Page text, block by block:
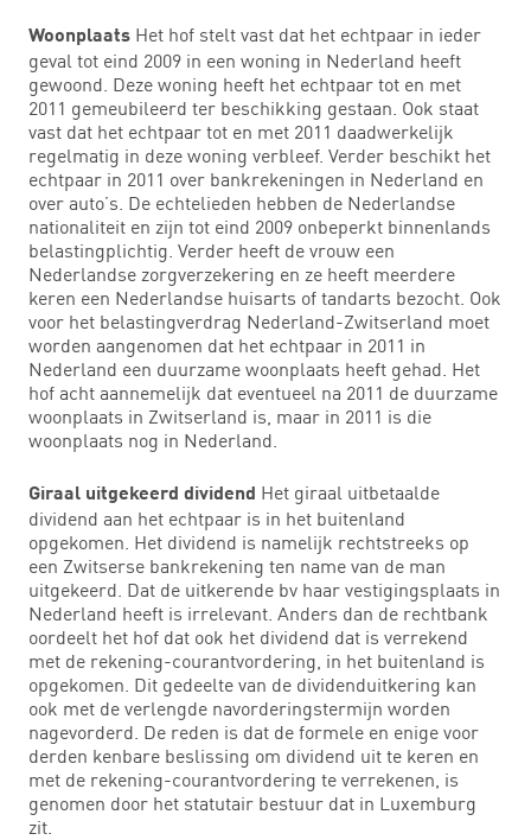
Woonplaats Het hof stelt vast dat het echtpaar in ieder
geval tot eind 2009 in een woning in Nederland heeft
gewoond. Deze woning heeft het echtpaar tot en met
2011 gemeubileerd ter beschikking gestaan. Ook staat
vast dat het echtpaar tot en met 2011 daadwerkelijk
regelmatig in deze woning verbleef. Verder beschikt het
echtpaar in 2011 over bankrekeningen in Nederland en
over auto’s. De echtelieden hebben de Nederlandse
nationaliteit en zijn tot eind 2009 onbeperkt binnenlands
belastingplichtig. Verder heeft de vrouw een
Nederlandse zorgverzekering en ze heeft meerdere
keren een Nederlandse huisarts of tandarts bezocht. Ook
voor het belastingverdrag Nederland-Zwitserland moet
worden aangenomen dat het echtpaar in 2011 in
Nederland een duurzame woonplaats heeft gehad. Het
hof acht aannemelijk dat eventueel na 2011 de duurzame
woonplaats in Zwitserland is, maar in 2011 is die
woonplaats nog in Nederland.
Giraal uitgekeerd dividend Het giraal uitbetaalde
dividend aan het echtpaar is in het buitenland
opgekomen. Het dividend is namelijk rechtstreeks op
een Zwitserse bankrekening ten name van de man
uitgekeerd. Dat de uitkerende bv haar vestigingsplaats in
Nederland heeft is irrelevant. Anders dan de rechtbank
oordeelt het hof dat ook het dividend dat is verrekend
met de rekening-courantvordering, in het buitenland is
opgekomen. Dit gedeelte van de dividenduitkering kan
ook met de verlengde navorderingstermijn worden
nagevorderd. De reden is dat de formele en enige voor
derden kenbare beslissing om dividend uit te keren en
met de rekening-courantvordering te verrekenen, is
genomen door het statutair bestuur dat in Luxemburg
zit.